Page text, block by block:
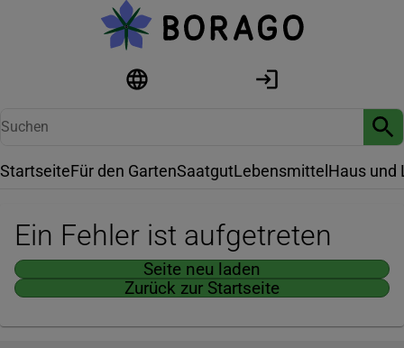
StartseiteFür den GartenSaatgutLebensmittel Haus und
Ein Fehler ist aufgetreten
Seite neu laden
Zurück zur Startseite